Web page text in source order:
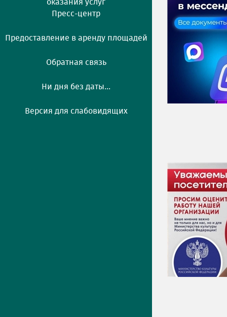
оказания услуг
Пресс-центр
Предоставление в аренду площадей
Обратная связь
Ни дня без даты...
Версия для слабовидящих